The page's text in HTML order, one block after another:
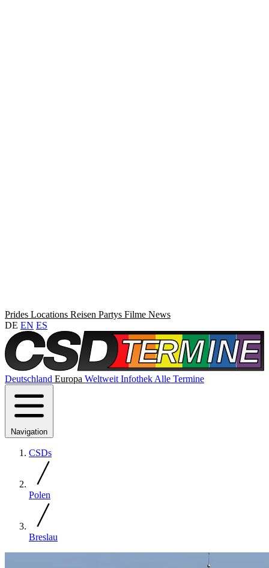
Prides Locations Reisen Partys Filme News
DE EN ES
Deutschland Europa Weltweit Infothek Alle Termine
Navigation
CSDs
Polen
Breslau